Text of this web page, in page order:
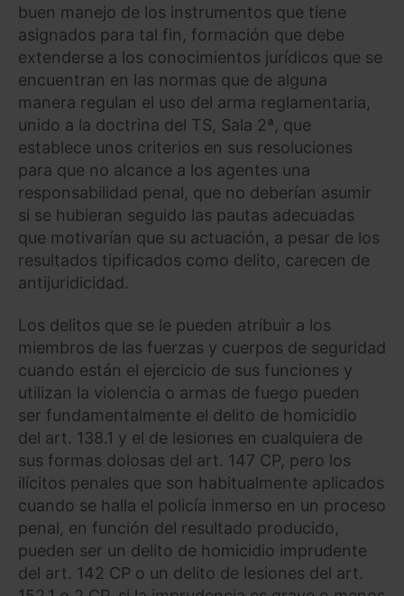
buen manejo de los instrumentos que tiene
asignados para tal fin, formación que debe
extenderse a los conocimientos jurídicos que se
encuentran en las normas que de alguna
manera regulan el uso del arma reglamentaria,
unido a la doctrina del TS, Sala 2ª, que
establece unos criterios en sus resoluciones
para que no alcance a los agentes una
responsabilidad penal, que no deberían asumir
si se hubieran seguido las pautas adecuadas
que motivarían que su actuación, a pesar de los
resultados tipificados como delito, carecen de
antijuridicidad.
Los delitos que se le pueden atribuir a los
miembros de las fuerzas y cuerpos de seguridad
cuando están el ejercicio de sus funciones y
utilizan la violencia o armas de fuego pueden
ser fundamentalmente el delito de homicidio
del art. 138.1 y el de lesiones en cualquiera de
sus formas dolosas del art. 147 CP, pero los
ilícitos penales que son habitualmente aplicados
cuando se halla el policía inmerso en un proceso
penal, en función del resultado producido,
pueden ser un delito de homicidio imprudente
del art. 142 CP o un delito de lesiones del art.